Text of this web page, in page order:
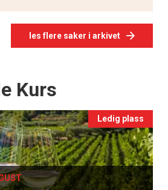
les flere saker i arkivet
Kurs
Ledig plass